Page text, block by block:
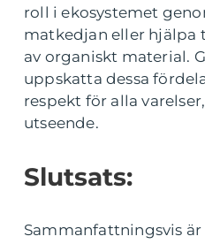
roll i ekosystemet
matkedjan eller hjälpa
av organiskt material.
uppskatta dessa
respekt för alla
utseende.
Slutsats:
Sammanfattningsvis är